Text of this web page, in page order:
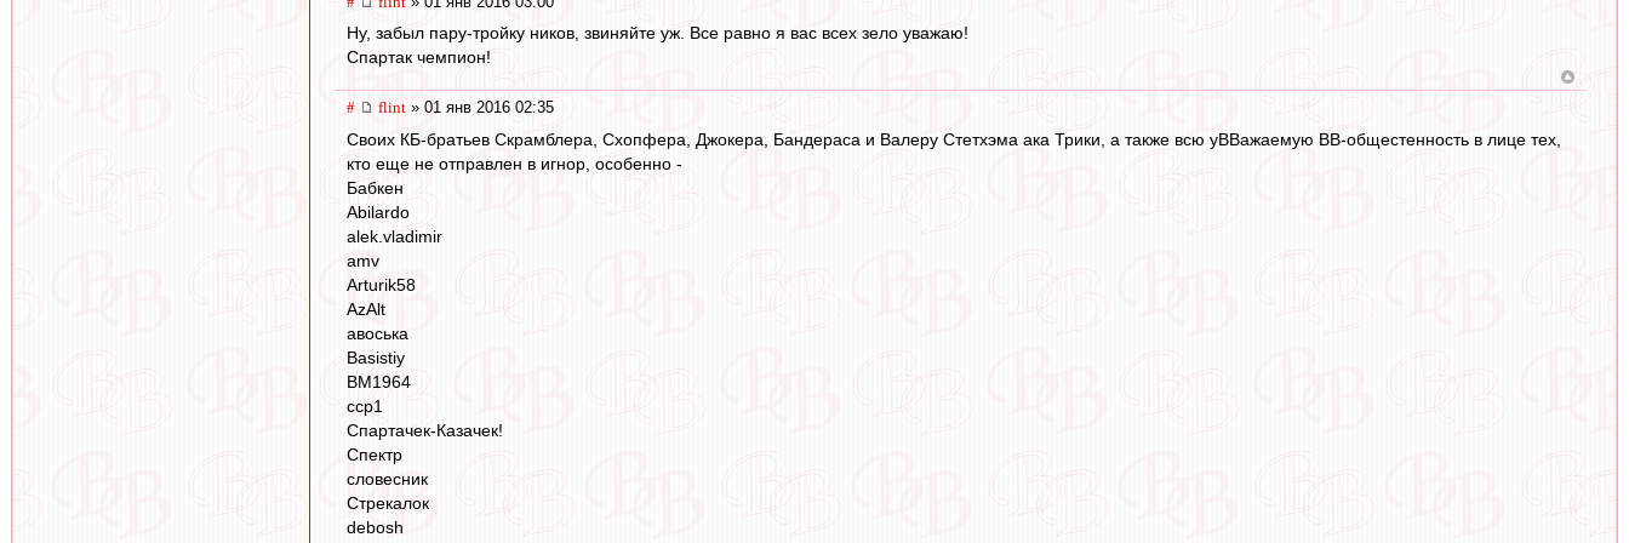
Ну, забыл пару-тройку ников, звиняйте уж. Все равно я вас всех зело уважаю!
Спартак чемпион!
# flint » 01 янв 2016 02:35
Своих КБ-братьев Скрамблера, Схопфера, Джокера, Бандераса и Валеру Стетхэма ака Трики, а также всю уВВажаемую ВВ-общестенность в лице тех,
кто еще не отправлен в игнор, особенно -
Бабкен
Abilardo
alek.vladimir
amv
Arturik58
AzAlt
авоська
Basistiy
BM1964
ccp1
Спартачек-Казачек!
Спектр
словесник
Стрекалок
debosh